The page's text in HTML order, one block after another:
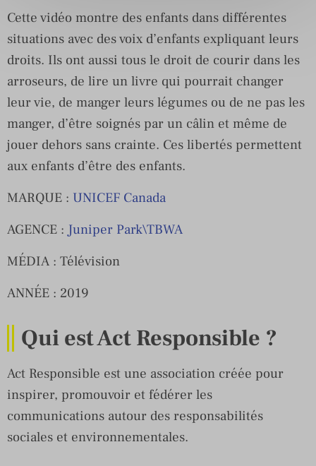
Cette vidéo montre des enfants dans différentes
situations avec des voix d’enfants expliquant leurs
droits. Ils ont aussi tous le droit de courir dans les
arroseurs, de lire un livre qui pourrait changer
leur vie, de manger leurs légumes ou de ne pas les
manger, d’être soignés par un câlin et même de
jouer dehors sans crainte. Ces libertés permettent
aux enfants d’être des enfants.
MARQUE : UNICEF Canada
AGENCE : Juniper Park\TBWA
MÉDIA : Télévision
ANNÉE : 2019
Qui est Act Responsible ?
Act Responsible est une association créée pour
inspirer, promouvoir et fédérer les
communications autour des responsabilités
sociales et environnementales.